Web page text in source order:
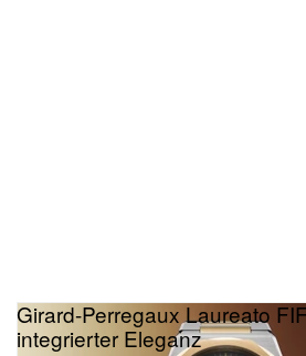
Girard-Perregaux Laureato
integrierter Eleganz